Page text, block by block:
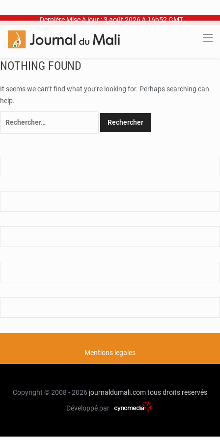
Dernière Mise à jour : 3 août 2026 à 16h52 GMT
NOTHING FOUND
It seems we can’t find what you’re looking for. Perhaps searching can
help.
Mentions legales
Copyright © 2008 - 2026 journaldumali.comtous droits reservés
Développé par